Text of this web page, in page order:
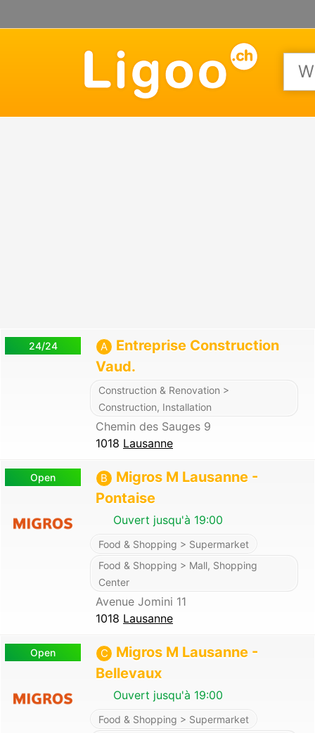
24/24 A
Entreprise Construction
Vaud.
Construction & Renovation >
Construction, Installation
Chemin des Sauges 9
1018 Lausanne
Open B
Migros M Lausanne -
Pontaise
Ouvert jusqu'à 19:00
Food & Shopping > Supermarket
Food & Shopping > Mall, Shopping
Center
Avenue Jomini 11
1018 Lausanne
Open C
Migros M Lausanne -
Bellevaux
Ouvert jusqu'à 19:00
Food & Shopping > Supermarket